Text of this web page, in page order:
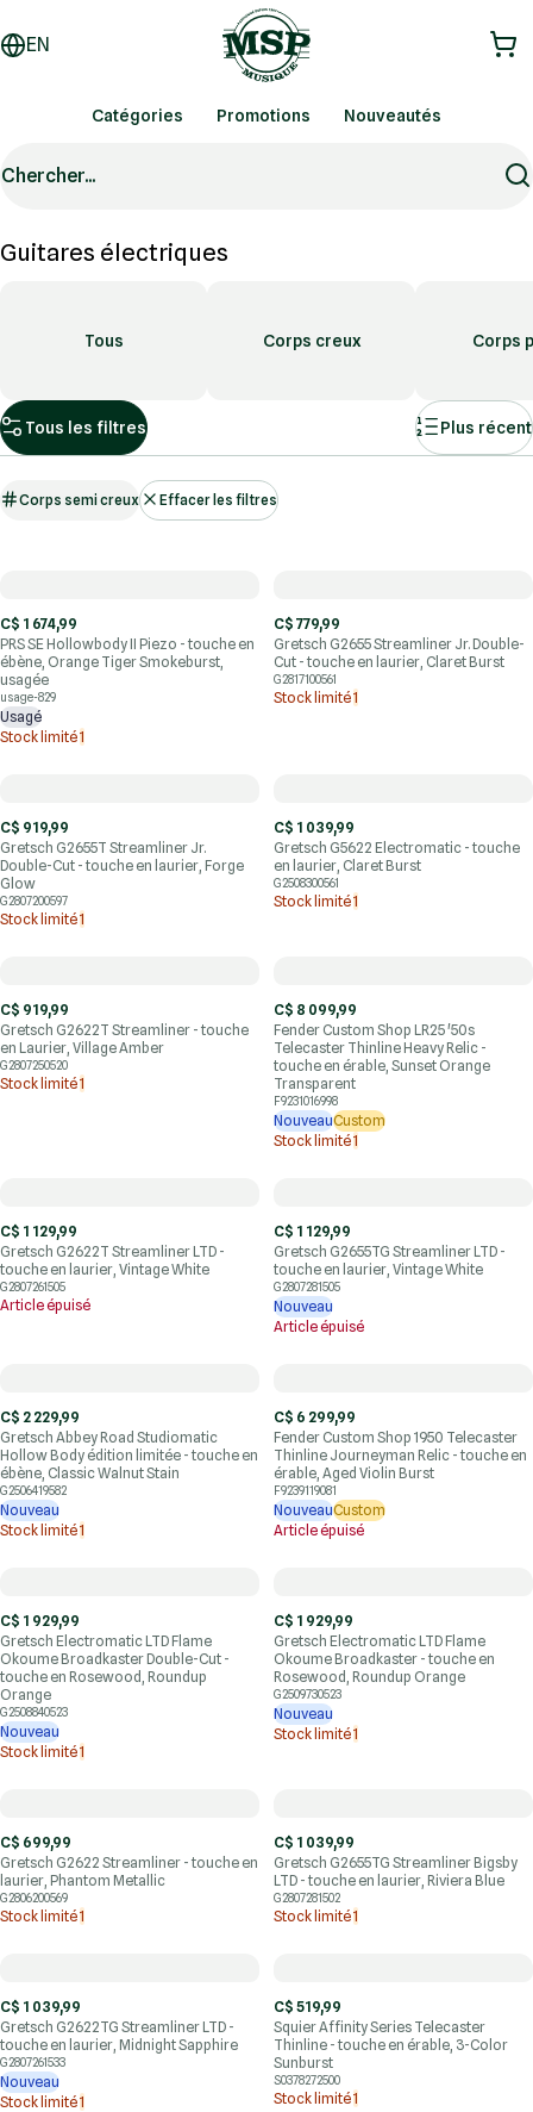
EN
Catégories Promotions Nouveautés
Chercher...
Guitares électriques
Tous Corps creux Corps
Tous les filtres Plus récent
Corps semi creux Effacer les filtres
C$ 1 674,99
PRS SE Hollowbody II Piezo - touche en
ébène, Orange Tiger Smokeburst,
usagée
usage-829
Usagé
Stock limité1
C$ 779,99
Gretsch G2655 Streamliner Jr. Double-
Cut - touche en laurier, Claret Burst
G2817100561
Stock limité1
C$ 919,99
Gretsch G2655T Streamliner Jr.
Double-Cut - touche en laurier, Forge
Glow
G2807200597
Stock limité1
C$ 1 039,99
Gretsch G5622 Electromatic - touche
en laurier, Claret Burst
G2508300561
Stock limité1
C$ 919,99
Gretsch G2622T Streamliner - touche
en Laurier, Village Amber
G2807250520
Stock limité1
C$ 8 099,99
Fender Custom Shop LR25 '50s
Telecaster Thinline Heavy Relic -
touche en érable, Sunset Orange
Transparent
F9231016998
NouveauCustom
Stock limité1
C$ 1 129,99
Gretsch G2622T Streamliner LTD -
touche en laurier, Vintage White
G2807261505
Article épuisé
C$ 1 129,99
Gretsch G2655TG Streamliner LTD -
touche en laurier, Vintage White
G2807281505
Nouveau
Article épuisé
C$ 2 229,99
Gretsch Abbey Road Studiomatic
Hollow Body édition limitée - touche en
ébène, Classic Walnut Stain
G2506419582
Nouveau
Stock limité1
C$ 6 299,99
Fender Custom Shop 1950 Telecaster
Thinline Journeyman Relic - touche en
érable, Aged Violin Burst
F9239119081
NouveauCustom
Article épuisé
C$ 1 929,99
Gretsch Electromatic LTD Flame
Okoume Broadkaster Double-Cut -
touche en Rosewood, Roundup
Orange
G2508840523
Nouveau
Stock limité1
C$ 1 929,99
Gretsch Electromatic LTD Flame
Okoume Broadkaster - touche en
Rosewood, Roundup Orange
G2509730523
Nouveau
Stock limité1
C$ 699,99
Gretsch G2622 Streamliner - touche en
laurier, Phantom Metallic
G2806200569
Stock limité1
C$ 1 039,99
Gretsch G2655TG Streamliner Bigsby
LTD - touche en laurier, Riviera Blue
G2807281502
Stock limité1
C$ 1 039,99
Gretsch G2622TG Streamliner LTD -
touche en laurier, Midnight Sapphire
G2807261533
Nouveau
Stock limité1
C$ 519,99
Squier Affinity Series Telecaster
Thinline - touche en érable, 3-Color
Sunburst
S0378272500
Stock limité1